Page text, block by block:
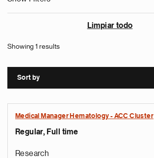
Limpiar todo
Showing 1 results
Sort by
Medical Manager Hematology - ACC Cluster
Regular, Full time
Research